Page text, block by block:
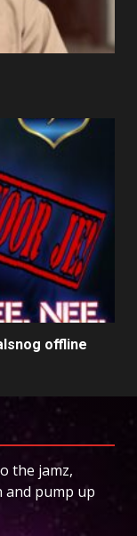
offline
the jamz,
and pump up